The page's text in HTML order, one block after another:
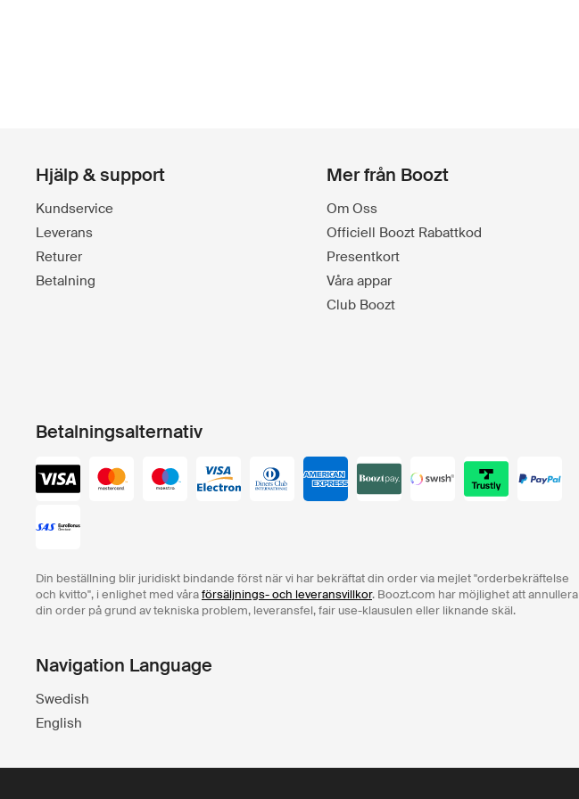
Hjälp & support
Kundservice
Leverans
Returer
Betalning
Mer från Boozt
Om Oss
Officiell Boozt Rabattkod
Presentkort
Våra appar
Club Boozt
Betalningsalternativ
Din beställning blir juridiskt bindande först när vi har bekräftat din order via mejlet "orderbekräftelse
och kvitto", i enlighet med våraförsäljnings- och leveransvillkor. Boozt.com har möjlighet att annullera
din order på grund av tekniska problem, leveransfel, fair use-klausulen eller liknande skäl.
Navigation Language
Swedish
English